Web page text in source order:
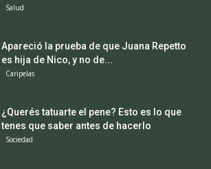
Salud
Apareció la prueba de que Juana Repetto
es hija de Nico, y no de...
Caripelas
¿Querés tatuarte el pene? Esto es lo que
tenes que saber antes de hacerlo
Sociedad